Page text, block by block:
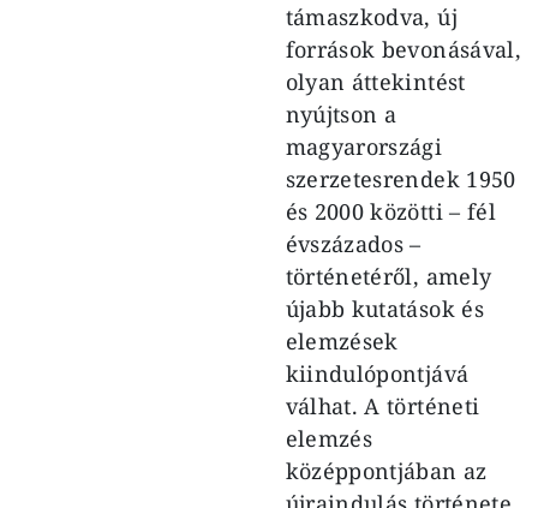
támaszkodva, új
források bevonásával,
olyan áttekintést
nyújtson a
magyarországi
szerzetesrendek 1950
és 2000 közötti – fél
évszázados –
történetéről, amely
újabb kutatások és
elemzések
kiindulópontjává
válhat. A történeti
elemzés
középpontjában az